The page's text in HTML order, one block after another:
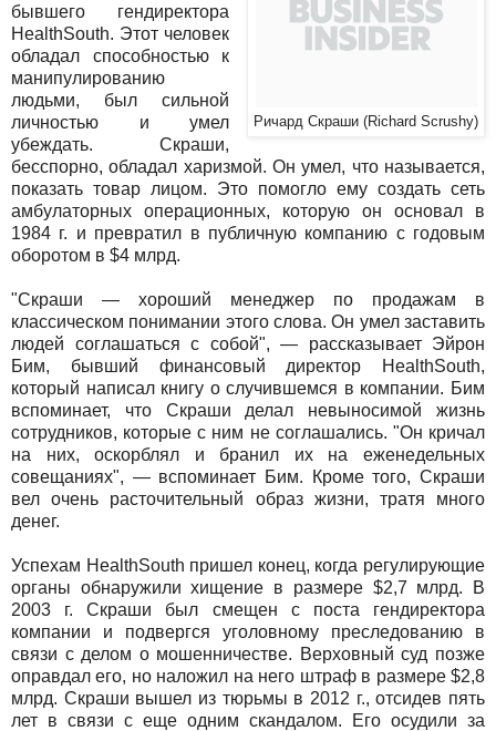
Ричард Скраши (Richard Scrushy)
бывшего гендиректора
HealthSouth. Этот человек
обладал способностью к
манипулированию
людьми, был сильной
личностью и умел
убеждать. Скраши,
бесспорно, обладал харизмой. Он умел, что называется,
показать товар лицом. Это помогло ему создать сеть
амбулаторных операционных, которую он основал в
1984 г. и превратил в публичную компанию с годовым
оборотом в $4 млрд.
"Скраши — хороший менеджер по продажам в
классическом понимании этого слова. Он умел заставить
людей соглашаться с собой", — рассказывает Эйрон
Бим, бывший финансовый директор HealthSouth,
который написал книгу о случившемся в компании. Бим
вспоминает, что Скраши делал невыносимой жизнь
сотрудников, которые с ним не соглашались. "Он кричал
на них, оскорблял и бранил их на еженедельных
совещаниях", — вспоминает Бим. Кроме того, Скраши
вел очень расточительный образ жизни, тратя много
денег.
Успехам HealthSouth пришел конец, когда регулирующие
органы обнаружили хищение в размере $2,7 млрд. В
2003 г. Скраши был смещен с поста гендиректора
компании и подвергся уголовному преследованию в
связи с делом о мошенничестве. Верховный суд позже
оправдал его, но наложил на него штраф в размере $2,8
млрд. Скраши вышел из тюрьмы в 2012 г., отсидев пять
лет в связи с еще одним скандалом. Его осудили за